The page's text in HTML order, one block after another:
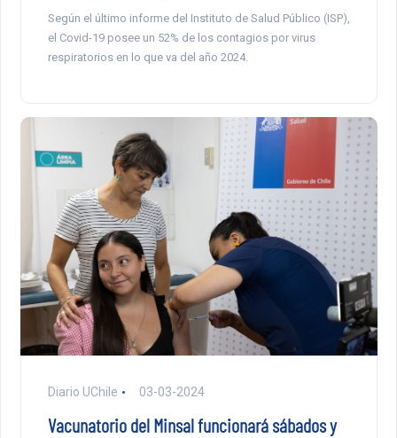
Según el último informe del Instituto de Salud Público (ISP),
el Covid-19 posee un 52% de los contagios por virus
respiratorios en lo que va del año 2024.
Diario UChile 03-03-2024
Vacunatorio del Minsal funcionará sábados y